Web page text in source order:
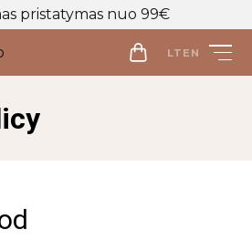
pristatymas nuo 99€
LT EN